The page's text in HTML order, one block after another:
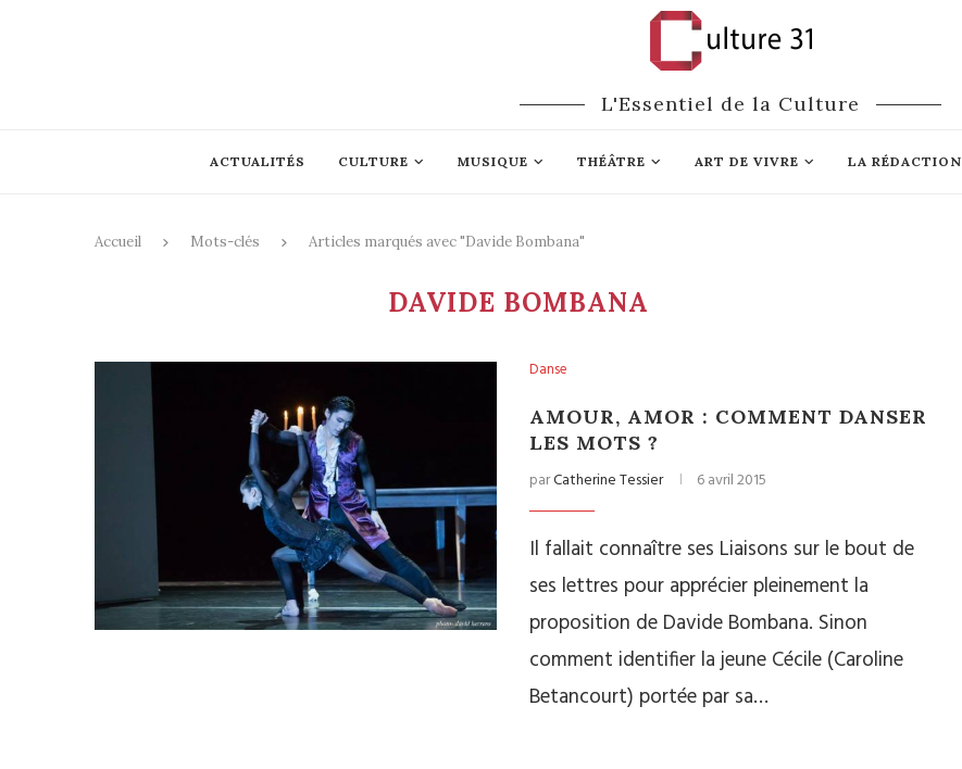
L'Essentiel de la Culture
ACTUALITÉS CULTURE MUSIQUE THÉÂTRE ART DE VIVRE LA RÉDACTION
Accueil Mots-clés Articles marqués avec "Davide Bombana"
DAVIDE BOMBANA
Danse
AMOUR, AMOR : COMMENT DANSER
LES MOTS ?
parCatherine Tessier 6 avril 2015
Il fallait connaître ses Liaisons sur le bout de
ses lettres pour apprécier pleinement la
proposition de Davide Bombana. Sinon
comment identifier la jeune Cécile (Caroline
Betancourt) portée par sa…